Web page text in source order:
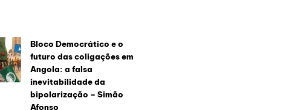
Bloco Democrático e o
futuro das coligações em
Angola: a falsa
inevitabilidade da
bipolarização – Simão
Afonso